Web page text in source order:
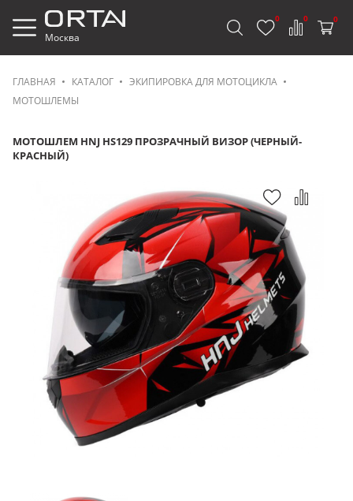
Москва
0 0 0
ГЛАВНАЯ КАТАЛОГ
ЭКИПИРОВКА ДЛЯ МОТОЦИКЛА
МОТОШЛЕМЫ
МОТОШЛЕМ HNJ HS129 ПРОЗРАЧНЫЙ ВИЗОР (ЧЕРНЫЙ-
КРАСНЫЙ)